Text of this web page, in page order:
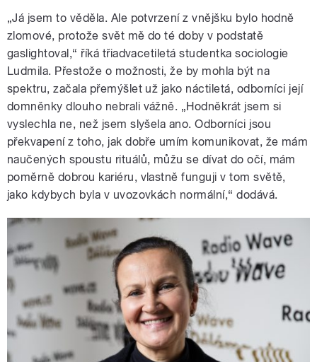
„Já jsem to věděla. Ale potvrzení z vnějšku bylo hodně
zlomové, protože svět mě do té doby v podstatě
gaslightoval,“ říká třiadvacetiletá studentka sociologie
Ludmila. Přestože o možnosti, že by mohla být na
spektru, začala přemýšlet už jako náctiletá, odborníci její
domněnky dlouho nebrali vážně. „Hodněkrát jsem si
vyslechla ne, než jsem slyšela ano. Odborníci jsou
překvapení z toho, jak dobře umím komunikovat, že mám
naučených spoustu rituálů, můžu se dívat do očí, mám
poměrně dobrou kariéru, vlastně funguji v tom světě,
jako kdybych byla v uvozovkách normální,“ dodává.